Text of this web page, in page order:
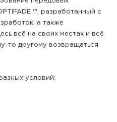
™, разработанный с
а также
всё на своих местах и всё
то другому возвращаться
условий: